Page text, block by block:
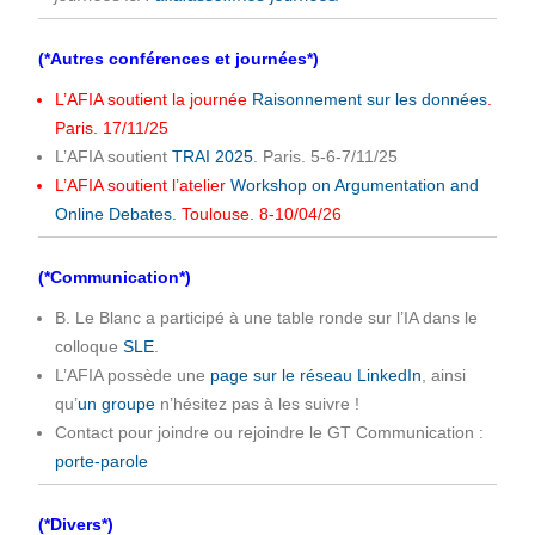
(*Autres conférences et journées*)
L’AFIA soutient la journée Raisonnement sur les données.
Paris. 17/11/25
L’AFIA soutient TRAI 2025. Paris. 5-6-7/11/25
L’AFIA soutient l’atelier Workshop on Argumentation and
Online Debates. Toulouse. 8-10/04/26
(*Communication*)
B. Le Blanc a participé à une table ronde sur l’IA dans le
colloque SLE.
L’AFIA possède une page sur le réseau LinkedIn , ainsi
qu’un groupen’hésitez pas à les suivre !
Contact pour joindre ou rejoindre le GT Communication :
porte-parole
(*Divers*)